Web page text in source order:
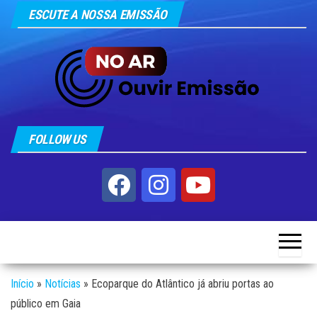
ESCUTE A NOSSA EMISSÃO
FOLLOW US
Início » Notícias » Ecoparque do Atlântico já abriu portas ao
público em Gaia